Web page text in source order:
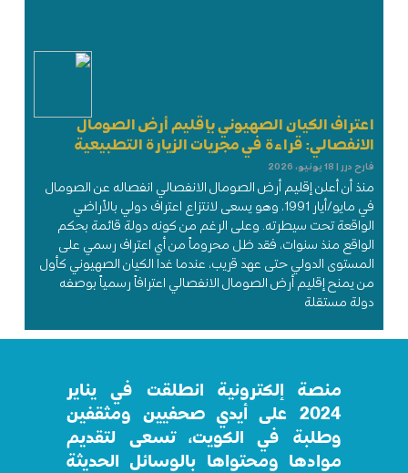
اعتراف الكيان الصهيوني بإقليم أرض الصومال
الانفصالي: قراءة في مجريات الزيارة التطبيعية
فارح درر 18 يونيو، 2026
منذ أن أعلن إقليم أرض الصومال الانفصالي انفصاله عن الصومال
في مايو/أيار 1991، وهو يسعى لانتزاع اعتراف دولي بالأراضي
الواقعة تحت سيطرته. وعلى الرغم من كونه دولة قائمة بحكم
الواقع منذ سنوات، فقد ظل محروماً من أي اعتراف رسمي على
المستوى الدولي حتى عهد قريب، عندما غدا الكيان الصهيوني كأول
من يمنح إقليم أرض الصومال الانفصالي اعترافاً رسمياً بوصفه
دولة مستقلة
منصة إلكترونية انطلقت في يناير
2024 على أيدي صحفيين ومثقفين
وطلبة في الكويت، تسعى لتقديم
موادها ومحتواها بالوسائل الحديثة